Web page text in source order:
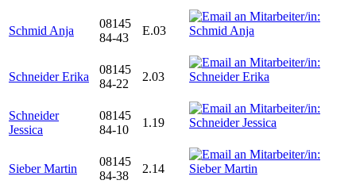
Schmid Anja
08145
84-43
E.03
Schneider Erika
08145
84-22
2.03
Schneider
Jessica
08145
84-10
1.19
Sieber Martin
08145
84-38
2.14